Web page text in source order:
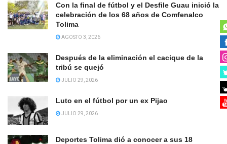
Con la final de fútbol y el Desfile Guau inició la
celebración de los 68 años de Comfenalco
Tolima
AGOSTO 3, 2026
Después de la eliminación el cacique de la
tribú se quejó
JULIO 29, 2026
Luto en el fútbol por un ex Pijao
JULIO 29, 2026
Deportes Tolima dió a conocer a sus 18